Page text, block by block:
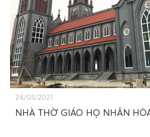
24/03/2021
NHÀ THỜ GIÁO HỌ NHÂN